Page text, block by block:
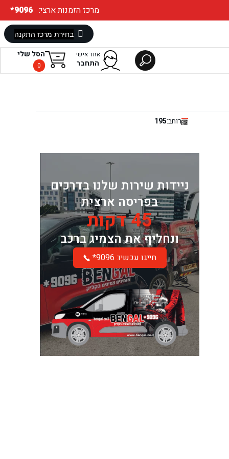
*9096 :מרכז הזמנות ארצי
הסל שלי
0
אזור אישי
התחבר
רוחב:195
ניידות שירות שלנו בדרכים
בפריסה ארצית
45 דקות
ונחליף את הצמיג ברכב
*חייגו עכשיו: 9096